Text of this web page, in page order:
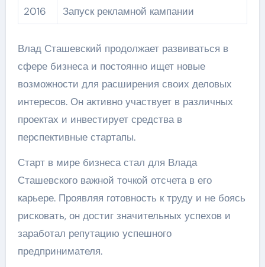
2016
Запуск рекламной кампании
Влад Сташевский продолжает развиваться в
сфере бизнеса и постоянно ищет новые
возможности для расширения своих деловых
интересов. Он активно участвует в различных
проектах и инвестирует средства в
перспективные стартапы.
Старт в мире бизнеса стал для Влада
Сташевского важной точкой отсчета в его
карьере. Проявляя готовность к труду и не боясь
рисковать, он достиг значительных успехов и
заработал репутацию успешного
предпринимателя.